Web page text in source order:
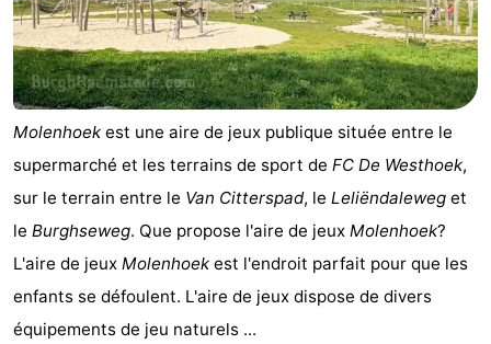
Molenhoek est une aire de jeux publique située entre le
supermarché et les terrains de sport de FC De Westhoek,
sur le terrain entre le Van Citterspad, le Leliëndaleweg et
le Burghseweg. Que propose l'aire de jeux Molenhoek?
L'aire de jeux Molenhoek est l'endroit parfait pour que les
enfants se défoulent. L'aire de jeux dispose de divers
équipements de jeu naturels ...